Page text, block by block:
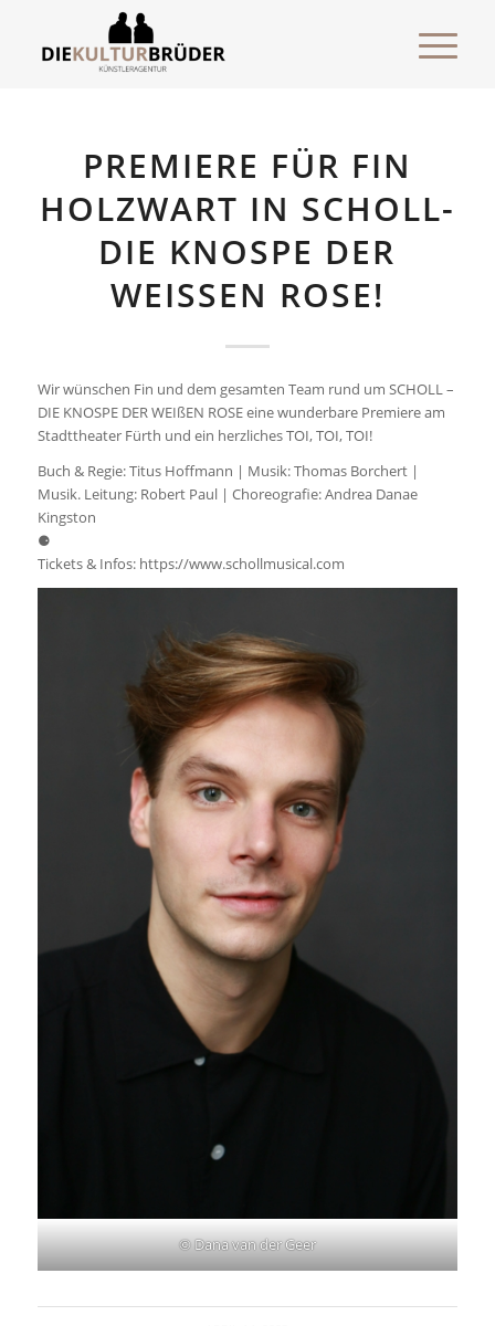
PREMIERE FÜR FIN
HOLZWART IN SCHOLL-
DIE KNOSPE DER
WEISSEN ROSE!
Wir wünschen Fin und dem gesamten Team rund um SCHOLL –
DIE KNOSPE DER WEIßEN ROSE eine wunderbare Premiere am
Stadttheater Fürth und ein herzliches TOI, TOI, TOI!
Buch & Regie: Titus Hoffmann | Musik: Thomas Borchert |
Musik. Leitung: Robert Paul | Choreografie: Andrea Danae
Kingston
⚈
Tickets & Infos: https://www.schollmusical.com
© Dana van der Geer